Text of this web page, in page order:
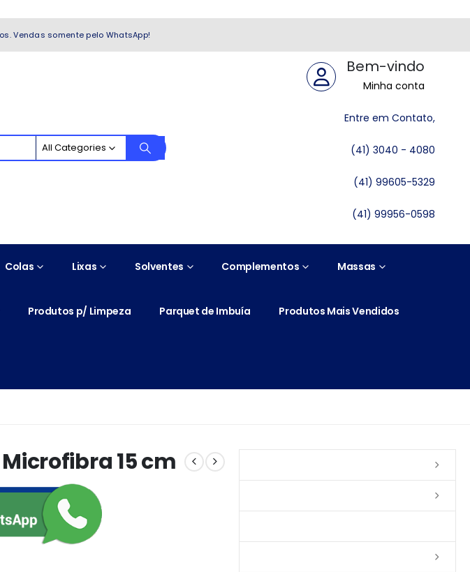
Vendas somente pelo WhatsApp!
All Categories
Bem-vindo
Minha conta
Entre em Contato,
(41) 3040 - 4080
(41) 99605-5329
(41) 99956-0598
Colas Lixas Solventes Complementos Massas
Produtos p/ Limpeza Parquet de Imbuía Produtos Mais Vendidos
15 cm